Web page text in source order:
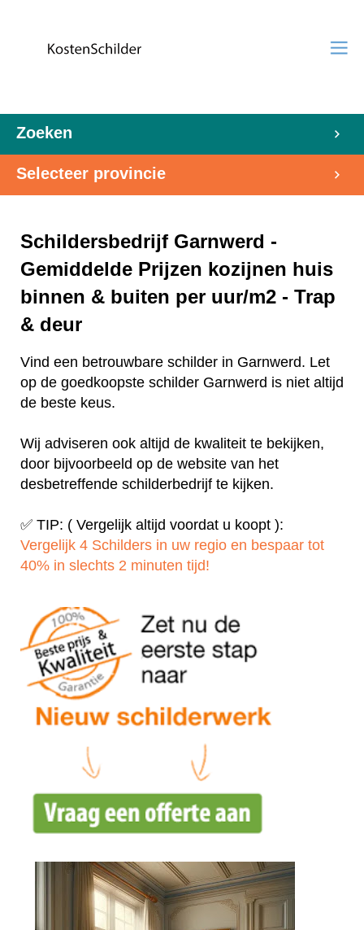
Zoeken
Selecteer provincie
Schildersbedrijf Garnwerd -
Gemiddelde Prijzen kozijnen huis
binnen & buiten per uur/m2 - Trap
& deur
Vind een betrouwbare schilder in Garnwerd. Let
op de goedkoopste schilder Garnwerd is niet altijd
de beste keus.
Wij adviseren ook altijd de kwaliteit te bekijken,
door bijvoorbeeld op de website van het
desbetreffende schilderbedrijf te kijken.
✅ TIP: ( Vergelijk altijd voordat u koopt ):
Vergelijk 4 Schilders in uw regio en bespaar tot
40% in slechts 2 minuten tijd!